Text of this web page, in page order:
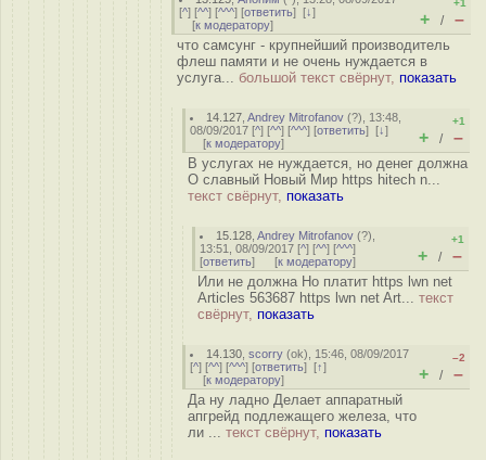
[^] [^^] [^^^] [ответить] [↓]
[к модератору]
+1
+ / –
что самсунг - крупнейший производитель
флеш памяти и не очень нуждается в
услуга... большой текст свёрнут, показать
14.127 ,Andrey Mitrofanov (?), 13:48,
08/09/2017 [^] [^^] [^^^] [ответить] [↓]
[к модератору]
+1
+ / –
В услугах не нуждается, но денег должна
О славный Новый Мир https hitech n...
текст свёрнут, показать
15.128 ,Andrey Mitrofanov (?),
13:51, 08/09/2017 [^] [^^] [^^^]
[ответить] [к модератору]
+1
+ / –
Или не должна Но платит https lwn net
Articles 563687 https lwn net Art... текст
свёрнут, показать
14.130 ,scorry (ok), 15:46, 08/09/2017
[^] [^^] [^^^] [ответить] [↑]
[к модератору]
–2
+ / –
Да ну ладно Делает аппаратный
апгрейд подлежащего железа, что
ли ... текст свёрнут, показать